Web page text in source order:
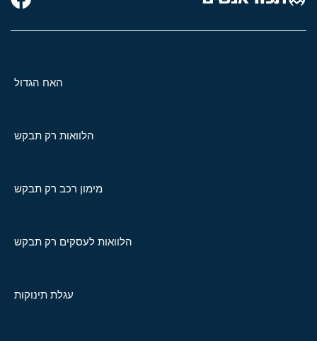
האח הגדול
הלוואות רק תבקש
מימון רכב רק תבקש
הלוואות לעסקים רק תבקש
עגלת תינוקות